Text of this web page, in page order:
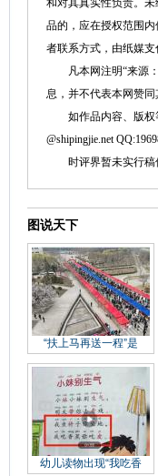
和对其真实性负责。
品的，应在授权范围
者联系方式，由纸媒
凡本网注明“来源：
息，并不代表本网赞同
如作品内容、版权等
@shipingjie.net
时评界暂未实行稿
图说天下
“扶上马再送一程”是
幼儿读物出现“我吃香